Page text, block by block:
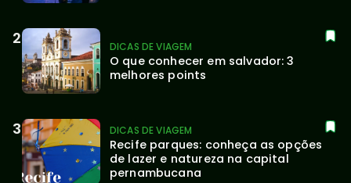
DICAS DE VIAGEM
O que conhecer em salvador: 3
melhores points
DICAS DE VIAGEM
Recife parques: conheça as opções
de lazer e natureza na capital
pernambucana